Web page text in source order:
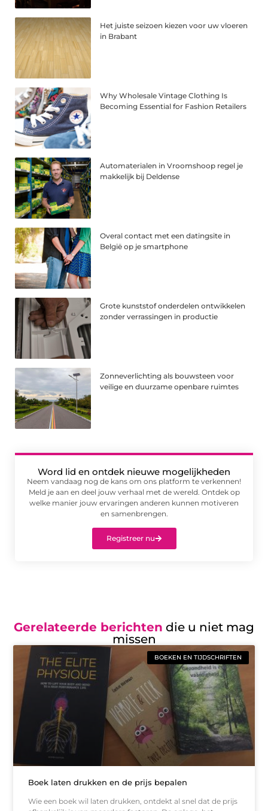
Het juiste seizoen kiezen voor uw vloeren
in Brabant
Why Wholesale Vintage Clothing Is
Becoming Essential for Fashion Retailers
Automaterialen in Vroomshoop regel je
makkelijk bij Deldense
Overal contact met een datingsite in
België op je smartphone
Grote kunststof onderdelen ontwikkelen
zonder verrassingen in productie
Zonneverlichting als bouwsteen voor
veilige en duurzame openbare ruimtes
Word lid en ontdek nieuwe mogelijkheden
Neem vandaag nog de kans om ons platform te verkennen!
Meld je aan en deel jouw verhaal met de wereld. Ontdek op
welke manier jouw ervaringen anderen kunnen motiveren
en samenbrengen.
Registreer nu
Gerelateerde berichten die u niet mag
missen
BOEKEN EN TIJDSCHRIFTEN
Boek laten drukken en de prijs bepalen
Wie een boek wil laten drukken, ontdekt al snel dat de prijs